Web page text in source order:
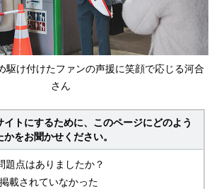
駆け付けたファンの声援に笑顔で応じる河合
さん
イトにするために、このページにどのよう
をお聞かせください。
題点はありましたか？
載されていなかった